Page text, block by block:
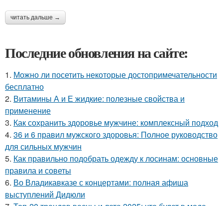
читать дальше →
Последние обновления на сайте:
1. Можно ли посетить некоторые достопримечательности
бесплатно
2. Витамины А и Е жидкие: полезные свойства и
применение
3. Как сохранить здоровье мужчине: комплексный подход
4. 36 и 6 правил мужского здоровья: Полное руководство
для сильных мужчин
5. Как правильно подобрать одежду к лосинам: основные
правила и советы
6. Во Владикавказе с концертами: полная афиша
выступлений Дидюли